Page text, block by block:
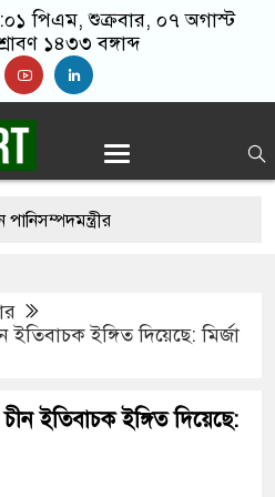
পিএম, শুক্রবার, ০৭ অগাস্ট
১৪৩৩ বঙ্গাব্দ
প্রধান
হালদার গ্রেপ্তার
: পররাষ্ট্র
ইতিবাচক ইঙ্গিত দিয়েছে: মির্জা
ইতিবাচক ইঙ্গিত দিয়েছে: